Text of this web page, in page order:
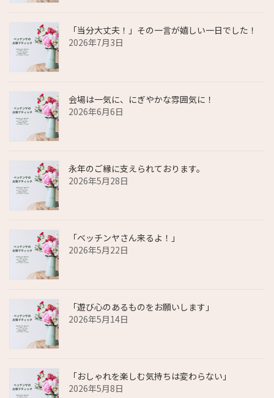
「当分大丈夫！」その一言が嬉しい一日でした！
2026年7月3日
会場は一気に、にぎやかな雰囲気に！
2026年6月6日
永年のご縁に支えられております。
2026年5月28日
「ベッチンヤさん来るよ！」
2026年5月22日
「遊び心のあるものをお願いします」
2026年5月14日
「おしゃれを楽しむ気持ちは変わらない」
2026年5月8日